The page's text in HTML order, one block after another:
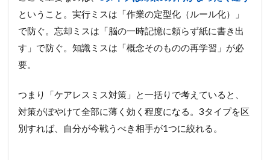
ということ。実行ミスは「作業の定型化（ルール化）」
で防ぐ。忘却ミスは「脳の一時記憶に頼らず紙に書き出
す」で防ぐ。知識ミスは「概念そのものの再学習」が必
要。
つまり「ケアレスミス対策」と一括りで考えていると、
対策がぼやけて全部に薄く効く程度になる。3タイプを区
別すれば、自分が今戦うべき相手が1つに絞れる。